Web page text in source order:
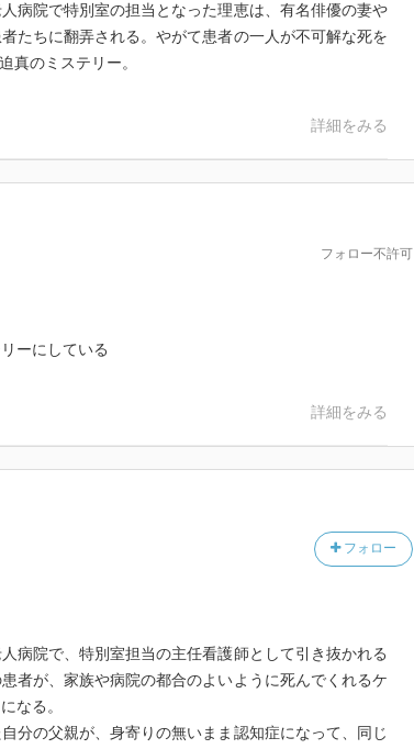
病院で特別室の担当となった理恵は、有名俳優の妻や
たちに翻弄される。やがて患者の一人が不可解な死を
真のミステリー。
詳細をみる
フォロー不許可
ーにしている
詳細をみる
フォロー
病院で、特別室担当の主任看護師として引き抜かれる
者が、家族や病院の都合のよいように死んでくれるケ
なる。
分の父親が、身寄りの無いまま認知症になって、同じ